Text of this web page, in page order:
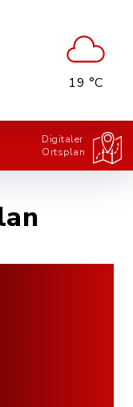
19 °C
Digitaler
Ortsplan